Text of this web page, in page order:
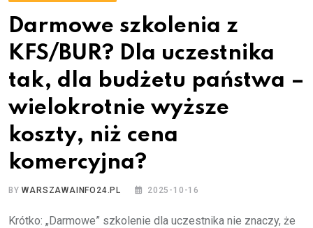
Darmowe szkolenia z
KFS/BUR? Dla uczestnika
tak, dla budżetu państwa –
wielokrotnie wyższe
koszty, niż cena
komercyjna?
BYWARSZAWAINFO24.PL 2025-10-16
Krótko: „Darmowe” szkolenie dla uczestnika nie znaczy, że